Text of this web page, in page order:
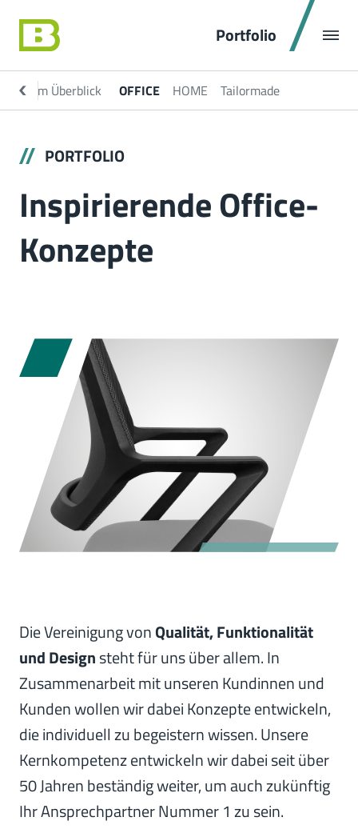
Portfolio
im Überblick OFFICE HOME Tailormade
PORTFOLIO
Inspirierende Office-
Konzepte
Die Vereinigung vonQualität, Funktionalität
und Designsteht für uns über allem. In
Zusammenarbeit mit unseren Kundinnen und
Kunden wollen wir dabei Konzepte entwickeln,
die individuell zu begeistern wissen. Unsere
Kernkompetenz entwickeln wir dabei seit über
50 Jahren beständig weiter, um auch zukünftig
Ihr Ansprechpartner Nummer 1 zu sein.